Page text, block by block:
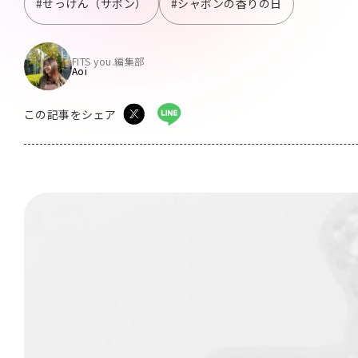
#せっけん（サボン） #シャボンの香りの日
FITS you.編集部
Aoi
この記事をシェア